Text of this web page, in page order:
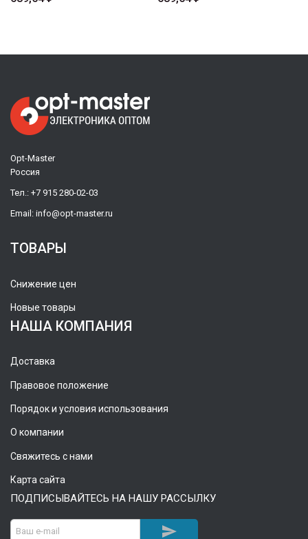
Opt-Master
Россия
Тел.: +7 915 280-02-03
Email: info@opt-master.ru
ТОВАРЫ
Снижение цен
Новые товары
НАША КОМПАНИЯ
Доставка
Правовое положение
Порядок и условия использования
О компании
Свяжитесь с нами
Карта сайта
ПОДПИСЫВАЙТЕСЬ НА НАШУ РАССЫЛКУ
